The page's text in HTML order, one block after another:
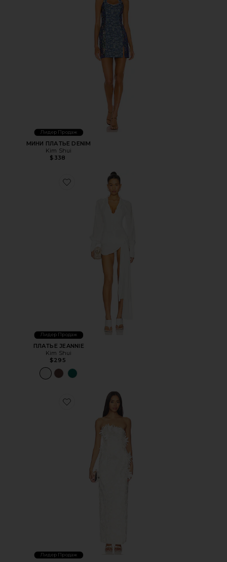
Лидер Продаж
МИНИ ПЛАТЬЕ DENIM
Kim Shui
$338
Favorite ПЛАТЬЕ JEANNIE
Лидер Продаж
ПЛАТЬЕ JEANNIE
Kim Shui
$295
Favorite ПЛАТЬЕ FLORAL
Лидер Продаж